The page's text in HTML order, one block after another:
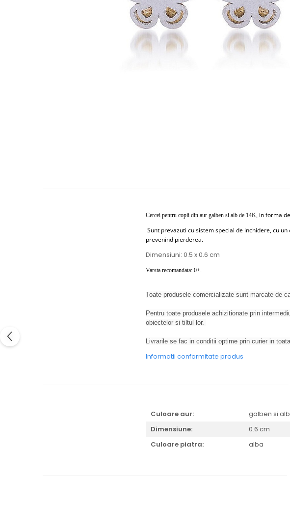
Cercei pentru copii din aur galben si alb de 14K, in forma
Sunt prevazuti cu sistem special de inchidere, cu
prevenind pierderea.
Dimensiuni: 0.5 x 0.6 cm
Varsta recomandata: 0+.
Toate produsele comercializate sunt marcate de
Pentru toate produsele achizitionate prin
obiectelor si tiltul lor.
Livrarile se fac in conditii optime prin curier in
Informatii conformitate produs
Culoare aur:
galben si alb
Dimensiune:
0.6 cm
Culoare piatra:
alba